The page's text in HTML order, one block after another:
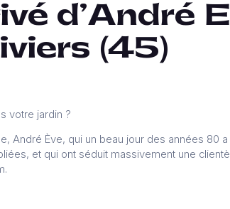
d’André
(45)
votre jardin ?
André Ève, qui un beau jour des années 80
et qui ont séduit massivement une